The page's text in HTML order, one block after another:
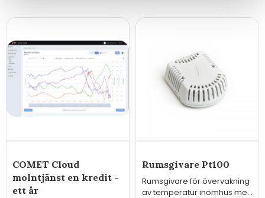
COMET Cloud
molntjänst en kredit -
ett år
Rumsgivare Pt100
Rumsgivare för övervakning
av temperatur inomhus med